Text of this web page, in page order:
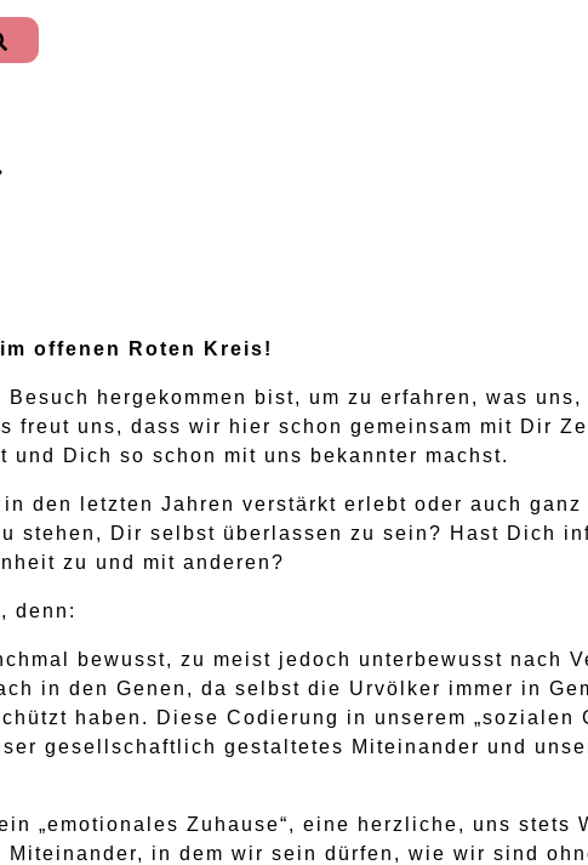
offenen Roten Kreis!
hergekommen bist, um zu erfahren, was
freut uns, dass wir hier schon gemeinsam mit Dir
und Dich so schon mit uns bekannter machst.
den letzten Jahren verstärkt erlebt oder auch
stehen, Dir selbst überlassen zu sein? Hast Dich
zu und mit anderen?
denn:
bewusst, zu meist jedoch unterbewusst nach
in den Genen, da selbst die Urvölker immer in
haben. Diese Codierung in unserem „sozialen
gesellschaftlich gestaltetes Miteinander und
„emotionales Zuhause“, eine herzliche, uns stets
Miteinander, in dem wir sein dürfen, wie wir sind